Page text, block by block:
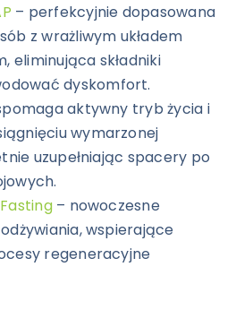
– perfekcyjnie dopasowana
z wrażliwym układem
eliminująca składniki
dyskomfort.
aktywny tryb życia i
wymarzonej
uzupełniając spacery po
– nowoczesne
wspierające
regeneracyjne